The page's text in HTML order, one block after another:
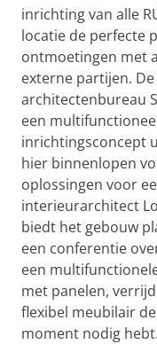
inrichting van alle
locatie de perfecte
ontmoetingen met
externe partijen.
architectenbureau
een
inrichtingsconcept
hier binnenlopen
oplossingen voor
interieurarchitect
biedt het gebouw
een conferentie
een
met panelen,
flexibel meubilair
moment nodig